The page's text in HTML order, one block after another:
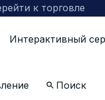
к торговле
Интерактивный
Поиск